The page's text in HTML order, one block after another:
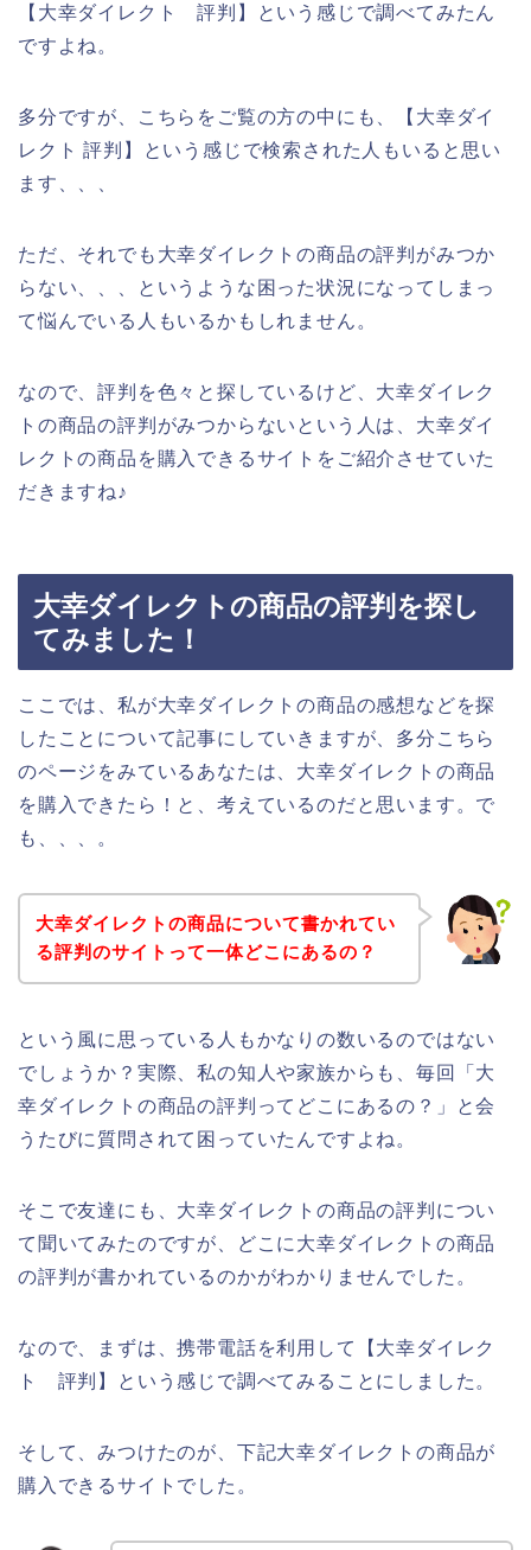
【大幸ダイレクト 評判】という感じで調べてみたん
ですよね。
多分ですが、こちらをご覧の方の中にも、【大幸ダイ
レクト 評判】という感じで検索された人もいると思い
ます、、、
ただ、それでも大幸ダイレクトの商品の評判がみつか
らない、、、というような困った状況になってしまっ
て悩んでいる人もいるかもしれません。
なので、評判を色々と探しているけど、大幸ダイレク
トの商品の評判がみつからないという人は、大幸ダイ
レクトの商品を購入できるサイトをご紹介させていた
だきますね♪
大幸ダイレクトの商品の評判を探し
てみました！
ここでは、私が大幸ダイレクトの商品の感想などを探
したことについて記事にしていきますが、多分こちら
のページをみているあなたは、大幸ダイレクトの商品
を購入できたら！と、考えているのだと思います。で
も、、、。
大幸ダイレクトの商品について書かれてい
る評判のサイトって一体どこにあるの？
という風に思っている人もかなりの数いるのではない
でしょうか？実際、私の知人や家族からも、毎回「大
幸ダイレクトの商品の評判ってどこにあるの？」と会
うたびに質問されて困っていたんですよね。
そこで友達にも、大幸ダイレクトの商品の評判につい
て聞いてみたのですが、どこに大幸ダイレクトの商品
の評判が書かれているのかがわかりませんでした。
なので、まずは、携帯電話を利用して【大幸ダイレク
ト 評判】という感じで調べてみることにしました。
そして、みつけたのが、下記大幸ダイレクトの商品が
購入できるサイトでした。